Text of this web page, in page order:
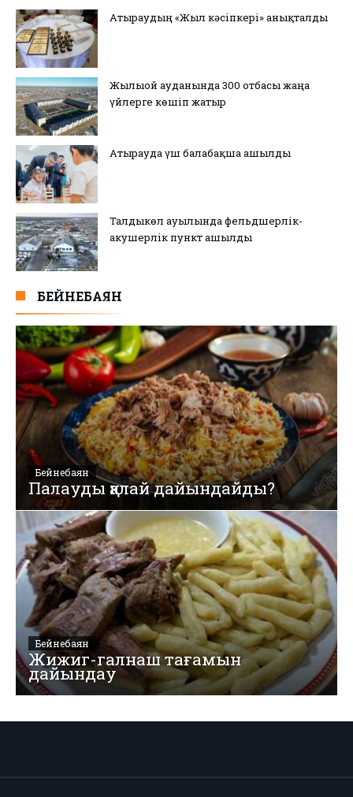
Атыраудың «Жыл кәсіпкері» анықталды
Жылыой ауданында 300 отбасы жаңа
үйлерге көшіп жатыр
Атырауда үш балабақша ашылды
Талдыкөл ауылында фельдшерлік-
акушерлік пункт ашылды
БЕЙНЕБАЯН
Бейнебаян
Палауды қалай дайындайды?
Бейнебаян
Жижиг-галнаш тағамын
дайындау